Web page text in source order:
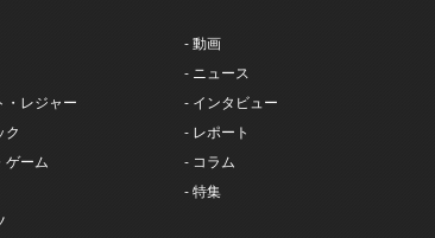
・レジャー
ク
ゲーム
- 動画
- ニュース
- インタビュー
- レポート
- コラム
- 特集